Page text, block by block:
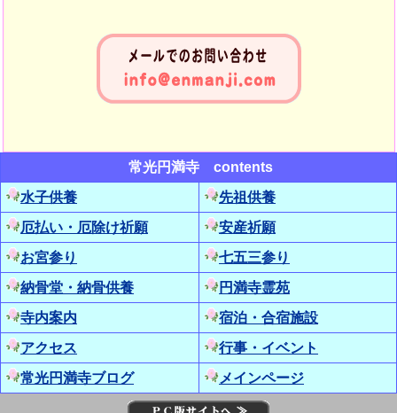
常光円満寺 contents
水子供養
先祖供養
厄払い・厄除け祈願
安産祈願
お宮参り
七五三参り
納骨堂・納骨供養
円満寺霊苑
寺内案内
宿泊・合宿施設
アクセス
行事・イベント
常光円満寺ブログ
メインページ